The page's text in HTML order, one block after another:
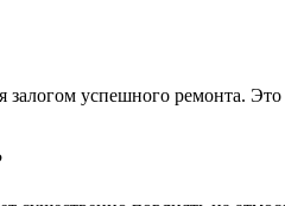
успешного ремонта.